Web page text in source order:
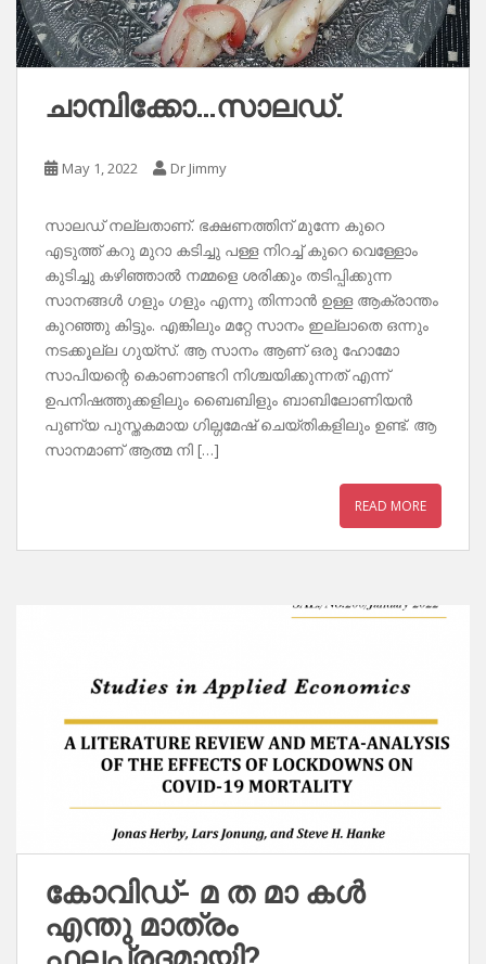
ചാമ്പിക്കോ…സാലഡ്.
May 1, 2022 Dr Jimmy
സാലഡ് നല്ലതാണ്. ഭക്ഷണത്തിന് മുന്നേ കുറെ
എടുത്ത് കറു മുറാ കടിച്ചു പള്ള നിറച്ച് കുറെ വെള്ളോം
കുടിച്ചു കഴിഞ്ഞാൽ നമ്മളെ ശരിക്കും തടിപ്പിക്കുന്ന
സാനങ്ങൾ ഗളും ഗളും എന്നു തിന്നാൻ ഉള്ള ആക്രാന്തം
കുറഞ്ഞു കിട്ടും. എങ്കിലും മറ്റേ സാനം ഇല്ലാതെ ഒന്നും
നടക്കൂല്ല ഗുയ്‌സ്. ആ സാനം ആണ് ഒരു ഹോമോ
സാപിയന്റെ കൊണാണ്ടറി നിശ്ചയിക്കുന്നത് എന്ന്
ഉപനിഷത്തുക്കളിലും ബൈബിളും ബാബിലോണിയൻ
പുണ്യ പുസ്തകമായ ഗില്ഗമേഷ് ചെയ്തികളിലും ഉണ്ട്. ആ
സാനമാണ് ആത്മ നി […]
READ MORE
കോവിഡ്- മ ത മാ കൾ
എന്തു മാത്രം